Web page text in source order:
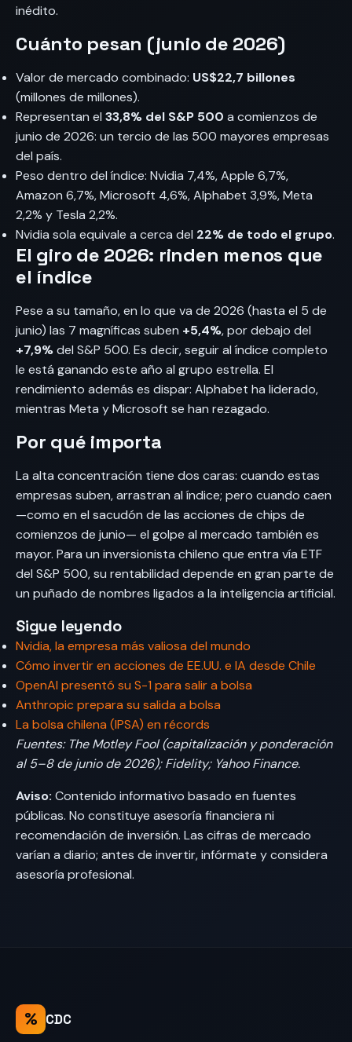
inédito.
Cuánto pesan (junio de 2026)
Valor de mercado combinado: US$22,7 billones
(millones de millones).
Representan el 33,8% del S&P 500 a comienzos de
junio de 2026: un tercio de las 500 mayores empresas
del país.
Peso dentro del índice: Nvidia 7,4%, Apple 6,7%,
Amazon 6,7%, Microsoft 4,6%, Alphabet 3,9%, Meta
2,2% y Tesla 2,2%.
Nvidia sola equivale a cerca del 22% de todo el grupo.
El giro de 2026: rinden menos que
el índice
Pese a su tamaño, en lo que va de 2026 (hasta el 5 de
junio) las 7 magníficas suben +5,4%, por debajo del
+7,9%del S&P 500. Es decir, seguir al índice completo
le está ganando este año al grupo estrella. El
rendimiento además es dispar: Alphabet ha liderado,
mientras Meta y Microsoft se han rezagado.
Por qué importa
La alta concentración tiene dos caras: cuando estas
empresas suben, arrastran al índice; pero cuando caen
—como en el sacudón de las acciones de chips de
comienzos de junio— el golpe al mercado también es
mayor. Para un inversionista chileno que entra vía ETF
del S&P 500, su rentabilidad depende en gran parte de
un puñado de nombres ligados a la inteligencia artificial.
Sigue leyendo
Nvidia, la empresa más valiosa del mundo
Cómo invertir en acciones de EE.UU. e IA desde Chile
OpenAI presentó su S-1 para salir a bolsa
Anthropic prepara su salida a bolsa
La bolsa chilena (IPSA) en récords
Fuentes: The Motley Fool (capitalización y ponderación
al 5–8 de junio de 2026); Fidelity; Yahoo Finance.
Aviso: Contenido informativo basado en fuentes
públicas. No constituye asesoría financiera ni
recomendación de inversión. Las cifras de mercado
varían a diario; antes de invertir, infórmate y considera
asesoría profesional.
% CDC